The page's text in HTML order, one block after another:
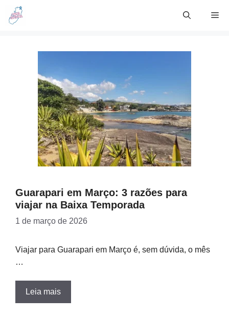
Skip
Guarapari em Março: 3 razões para
viajar na Baixa Temporada
1 de março de 2026
Viajar para Guarapari em Março é, sem dúvida, o mês
…
Leia mais